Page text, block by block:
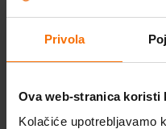
Privola
Ova web-stranica koristi
Kolačiće upotrebljavamo
Ako je projiciranje
vam također može
ili spriječite da se to
3. Preuzmite